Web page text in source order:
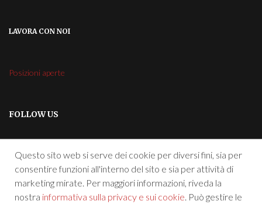
Questo sito web si serve dei cookie per diversi fini, sia per
consentire funzioni all'interno del sito e sia per attività di
marketing mirate. Per maggiori informazioni, riveda la
nostra informativa sulla privacy e sui cookie. Può gestire le
LAVORA CON NOI
Posizioni aperte
FOLLOW US